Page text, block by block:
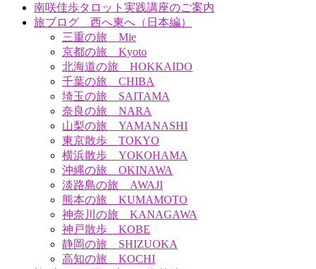
南咲佳歩タロット実践講座のご案内
旅ブログ 西へ東へ（日本編）
三重の旅 Mie
京都の旅 Kyoto
北海道の旅 HOKKAIDO
千葉の旅 CHIBA
埼玉の旅 SAITAMA
奈良の旅 NARA
山梨の旅 YAMANASHI
東京散歩 TOKYO
横浜散歩 YOKOHAMA
沖縄の旅 OKINAWA
淡路島の旅 AWAJI
熊本の旅 KUMAMOTO
神奈川の旅 KANAGAWA
神戸散歩 KOBE
静岡の旅 SHIZUOKA
高知の旅 KOCHI